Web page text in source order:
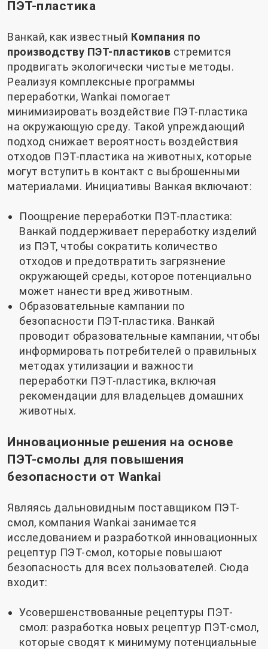
ПЭТ-пластика
Ванкай, как известный Компания по
производству ПЭТ-пластиков стремится
продвигать экологически чистые методы.
Реализуя комплексные программы
переработки, Wankai помогает
минимизировать воздействие ПЭТ-пластика
на окружающую среду. Такой упреждающий
подход снижает вероятность воздействия
отходов ПЭТ-пластика на животных, которые
могут вступить в контакт с выброшенными
материалами. Инициативы Ванкая включают:
Поощрение переработки ПЭТ-пластика:
Ванкай поддерживает переработку изделий
из ПЭТ, чтобы сократить количество
отходов и предотвратить загрязнение
окружающей среды, которое потенциально
может нанести вред животным.
Образовательные кампании по
безопасности ПЭТ-пластика. Ванкай
проводит образовательные кампании, чтобы
информировать потребителей о правильных
методах утилизации и важности
переработки ПЭТ-пластика, включая
рекомендации для владельцев домашних
животных.
Инновационные решения на основе
ПЭТ-смолы для повышения
безопасности от Wankai
Являясь дальновидным поставщиком ПЭТ-
смол, компания Wankai занимается
исследованием и разработкой инновационных
рецептур ПЭТ-смол, которые повышают
безопасность для всех пользователей. Сюда
входит:
Усовершенствованные рецептуры ПЭТ-
смол: разработка новых рецептур ПЭТ-смол,
которые сводят к минимуму потенциальные